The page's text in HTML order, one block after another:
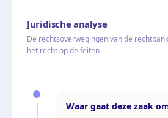
Juridische analyse
De rechtsoverwegingen van de
het recht op de feiten
Waar gaat deze zaak